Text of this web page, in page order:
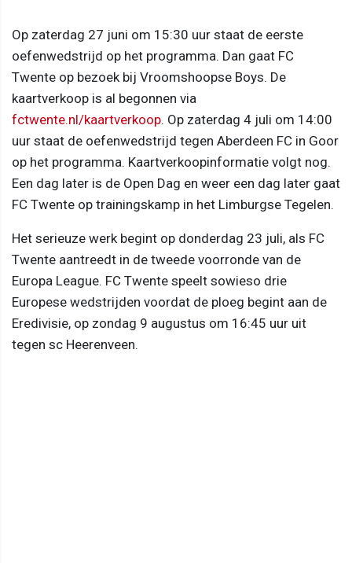
Op zaterdag 27 juni om 15:30 uur staat de eerste
oefenwedstrijd op het programma. Dan gaat FC
Twente op bezoek bij Vroomshoopse Boys. De
kaartverkoop is al begonnen via
fctwente.nl/kaartverkoop. Op zaterdag 4 juli om 14:00
uur staat de oefenwedstrijd tegen Aberdeen FC in Goor
op het programma. Kaartverkoopinformatie volgt nog.
Een dag later is de Open Dag en weer een dag later gaat
FC Twente op trainingskamp in het Limburgse Tegelen.
Het serieuze werk begint op donderdag 23 juli, als FC
Twente aantreedt in de tweede voorronde van de
Europa League. FC Twente speelt sowieso drie
Europese wedstrijden voordat de ploeg begint aan de
Eredivisie, op zondag 9 augustus om 16:45 uur uit
tegen sc Heerenveen.